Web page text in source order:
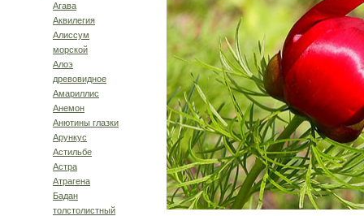
Агава
Аквилегия
Алиссум
морской
Алоэ
древовидное
Амариллис
Анемон
Анютины глазки
Арункус
Астильбе
Астра
Атрагена
Бадан
толстолистный